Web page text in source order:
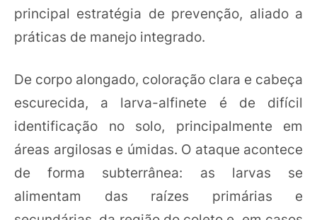
principal estratégia de prevenção, aliado a
práticas de manejo integrado.
De corpo alongado, coloração clara e cabeça
escurecida, a larva-alfinete é de difícil
identificação no solo, principalmente em
áreas argilosas e úmidas. O ataque acontece
de forma subterrânea: as larvas se
alimentam das raízes primárias e